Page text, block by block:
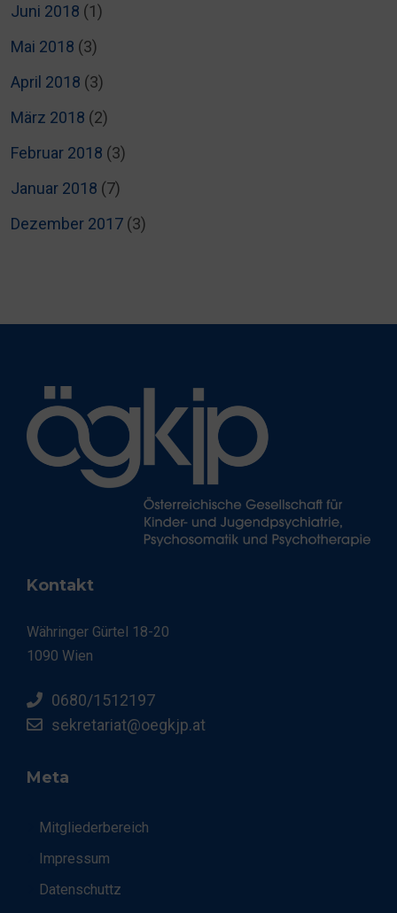
Juni 2018 (1)
Mai 2018 (3)
April 2018 (3)
März 2018 (2)
Februar 2018 (3)
Januar 2018 (7)
Dezember 2017 (3)
Kontakt
Währinger Gürtel 18-20
1090 Wien
0680/1512197
sekretariat@oegkjp.at
Meta
Mitgliederbereich
Impressum
Datenschuttz